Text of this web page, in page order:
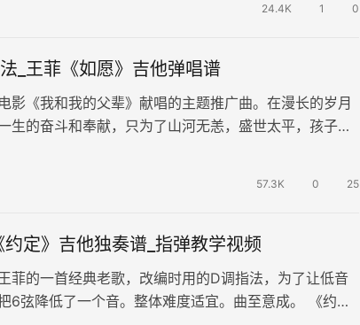
24.4K 1 0
_王菲《如愿》吉他弹唱谱
影《我和我的父辈》献唱的主题推广曲。在漫长的岁月
生的奋斗和奉献，只为了山河无恙，盛世太平，孩子们
57.3K 0 25
定》吉他独奏谱_指弹教学视频
菲的一首经典老歌，改编时用的D调指法，为了让低音
6弦降低了一个音。整体难度适宜。曲至意成。 《约